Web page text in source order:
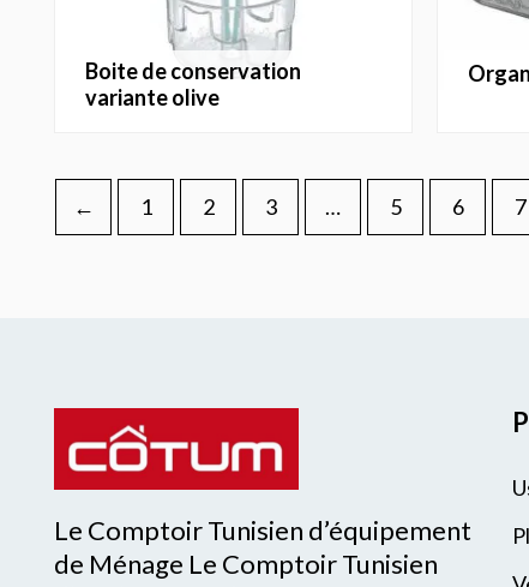
boite de conservation
variante olive
← 1 2 3 … 5 6 7
Le Comptoir Tunisien d’équipement
de Ménage Le Comptoir Tunisien